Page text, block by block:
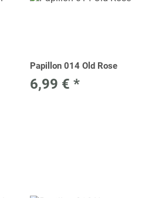
Papillon 014 Old Rose
6,99 € *